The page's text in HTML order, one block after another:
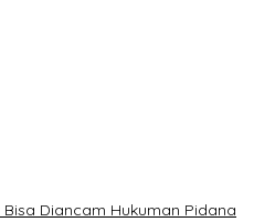
Diancam Hukuman Pidana